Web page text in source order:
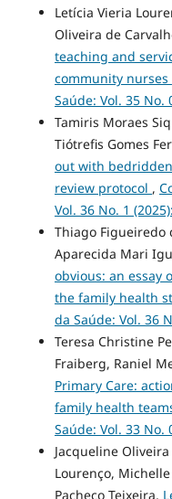
Letícia Vieria
Oliveira de
teaching and
community nurses
Saúde: Vol. 35 No.
Tamiris Moraes
Tiótrefis Gomes
out with
review protocol ,
Vol. 36 No. 1
Thiago Figueiredo
Aparecida Mari
obvious: an essay
the family health
da Saúde: Vol. 36
Teresa Christine
Fraiberg, Raniel
Primary Care:
family health
Saúde: Vol. 33 No.
Jacqueline
Lourenço,
Pacheco Teixeira,